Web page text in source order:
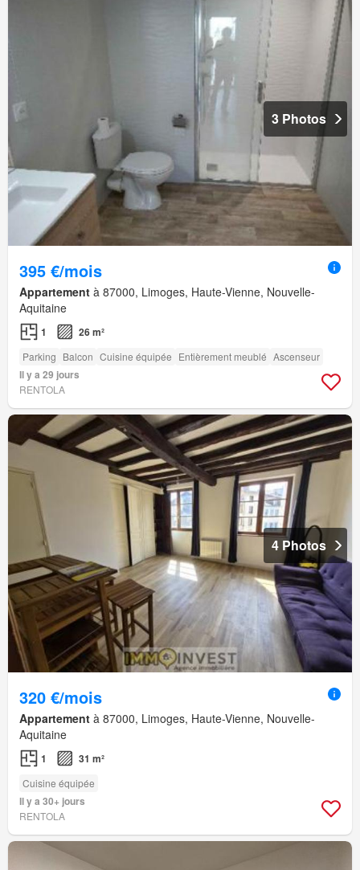
3 Photos
395 €/mois
Appartement à 87000, Limoges, Haute-Vienne, Nouvelle-
Aquitaine
1 26 m²
Parking Balcon Cuisine équipée Entièrement meublé Ascenseur
Il y a 29 jours
RENTOLA
4 Photos
320 €/mois
Appartement à 87000, Limoges, Haute-Vienne, Nouvelle-
Aquitaine
1 31 m²
Cuisine équipée
Il y a 30+ jours
RENTOLA